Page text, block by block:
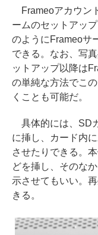
Frameoアカウン
ームのセットアッ
のようにFrameoサ
できる。なお、写
ットアップ以降は
の単純な方法でこ
くことも可能だ。
具体的には、SD
に挿し、カード内
させたりできる。
どを挿し、そのな
示させてもいい。
きる。